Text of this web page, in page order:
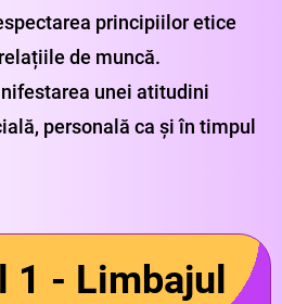
principiilor etice
de muncă.
unei atitudini
personală ca și în timpul
1 - Limbajul